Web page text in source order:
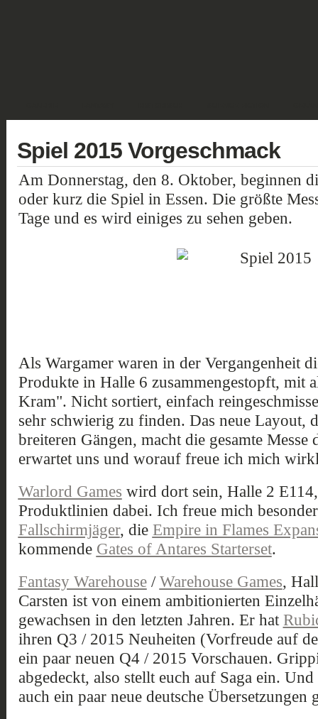
Spiel 2015 Vorgeschmack
Am Donnerstag, den 8. Oktober, beginnen
oder kurz die Spiel in Essen. Die größte
Tage und es wird einiges zu sehen geben.
Als Wargamer waren in der Vergangenheit
Produkte in Halle 6 zusammengestopft, mit
Kram". Nicht sortiert, einfach
sehr schwierig zu finden. Das neue Layout,
breiteren Gängen, macht die gesamte Messe
erwartet uns und worauf freue ich mich
Warlord Games wird dort sein, Halle 2
Produktlinien dabei. Ich freue mich
Fallschirmjäger, die Empire in Flames
kommende Gates of Antares Starterset.
Fantasy Warehouse/Warehouse Games,
Carsten ist von einem ambitionierten
gewachsen in den letzten Jahren. Er hat
ihren Q3 / 2015 Neuheiten (Vorfreude auf
ein paar neuen Q4 / 2015 Vorschauen.
abgedeckt, also stellt euch auf Saga ein.
auch ein paar neue deutsche Übersetzungen